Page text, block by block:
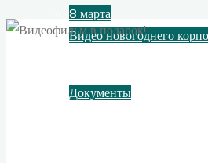
8 марта
Видео новогоднего
Документы